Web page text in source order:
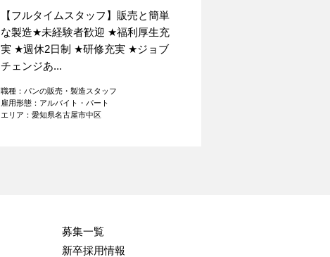
【フルタイムスタッフ】販売と簡単
な製造★未経験者歓迎 ★福利厚生充
実 ★週休2日制 ★研修充実 ★ジョブ
チェンジあ...
職種：パンの販売・製造スタッフ
雇用形態：アルバイト・パート
エリア：愛知県名古屋市中区
募集一覧
新卒採用情報